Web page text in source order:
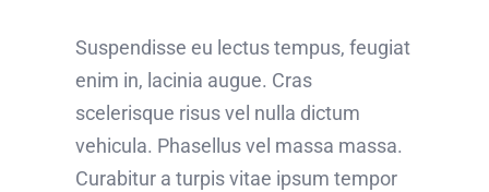
Suspendisse eu lectus tempus, feugiat
enim in, lacinia augue. Cras
scelerisque risus vel nulla dictum
vehicula. Phasellus vel massa massa.
Curabitur a turpis vitae ipsum tempor